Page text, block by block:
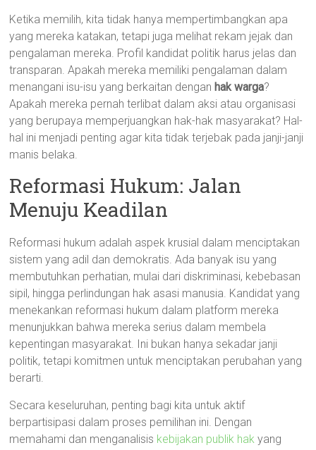
Ketika memilih, kita tidak hanya mempertimbangkan apa
yang mereka katakan, tetapi juga melihat rekam jejak dan
pengalaman mereka. Profil kandidat politik harus jelas dan
transparan. Apakah mereka memiliki pengalaman dalam
menangani isu-isu yang berkaitan dengan hak warga?
Apakah mereka pernah terlibat dalam aksi atau organisasi
yang berupaya memperjuangkan hak-hak masyarakat? Hal-
hal ini menjadi penting agar kita tidak terjebak pada janji-janji
manis belaka.
Reformasi Hukum: Jalan
Menuju Keadilan
Reformasi hukum adalah aspek krusial dalam menciptakan
sistem yang adil dan demokratis. Ada banyak isu yang
membutuhkan perhatian, mulai dari diskriminasi, kebebasan
sipil, hingga perlindungan hak asasi manusia. Kandidat yang
menekankan reformasi hukum dalam platform mereka
menunjukkan bahwa mereka serius dalam membela
kepentingan masyarakat. Ini bukan hanya sekadar janji
politik, tetapi komitmen untuk menciptakan perubahan yang
berarti.
Secara keseluruhan, penting bagi kita untuk aktif
berpartisipasi dalam proses pemilihan ini. Dengan
memahami dan menganalisis kebijakan publik hak yang